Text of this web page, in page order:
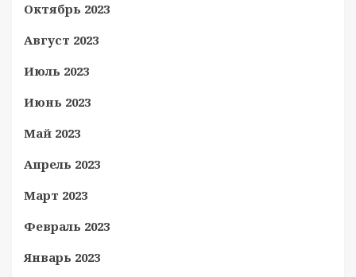
Октябрь 2023
Август 2023
Июль 2023
Июнь 2023
Май 2023
Апрель 2023
Март 2023
Февраль 2023
Январь 2023